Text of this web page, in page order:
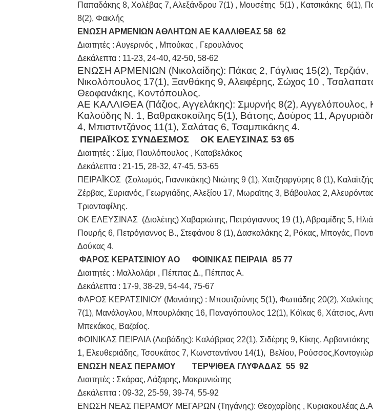
Παπαδάκης 8, Χολέβας 7, Αλεξάνδρου 7(1) , Μουσέτης 5(1) , Κατσικάκης 6(1),
8(2), Φακλής
ΕΝΩΣΗ ΑΡΜΕΝΙΩΝ ΑΘΛΗΤΩΝ ΑΕ ΚΑΛΛΙΘΕΑΣ 58 62
Διαιτητές : Αυγερινός , Μπούκας , Γερουλάνος
Δεκάλεπτα : 11-23, 24-40, 42-50, 58-62
ΕΝΩΣΗ ΑΡΜΕΝΙΩΝ (Νικολαίδης): Πάκας 2, Γάγλιας 15(2), Τερζιάν,
Νικολόπουλος 17(1), Ξανθάκης 9, Αλειφέρης, Σώχος 10 ,
Θεοφανάκης, Κοντόπουλος.
ΑΕ ΚΑΛΛΙΘΕΑ (Πάζιος, Αγγελάκης): Σμυρνής 8(2), Αγγελόπουλος,
Καλούδης Ν. 1, Βαθρακοκοίλης 5(1), Βάτσης, Δούρος 11,
4, Μπιστιντζάνος 11(1), Σαλάτας 6, Τσαμπικάκης 4.
ΠΕΙΡΑΪΚΟΣ ΣΥΝΔΕΣΜΟΣ ΟΚ ΕΛΕΥΣΙΝΑΣ 53 65
Διαιτητές : Σίμα, Παυλόπουλος , Καταβελάκος
Δεκάλεπτα : 21-15, 28-32, 47-45, 53-65
ΠΕΙΡΑΪΚΟΣ (Σολωμός, Γιαννικάκης) Νιώτης 9 (1), Χατζηαργύρης 8 (1),
Ζέρβας, Συριανός, Γεωργιάδης, Αλεξίου 17, Μωραϊτης 3, Βάβουλας 2,
Τριανταφίλης.
ΟΚ ΕΛΕΥΣΙΝΑΣ (Διολέτης) Χαβαριώτης, Πετρόγιαννος 19 (1), Αβραμίδης 5,
Πουρής 6, Πετρόγιαννος Β., Στεφάνου 8 (1), Δασκαλάκης 2, Ρόκας, Μπογάς,
Δούκας 4.
ΦΑΡΟΣ ΚΕΡΑΤΣΙΝΙΟΥ ΑΟ
ΦΟΙΝΙΚΑΣ ΠΕΙΡΑΙΑ 85 77
Διαιτητές : Μαλλολάρι , Πέππας Δ., Πέππας Α.
Δεκάλεπτα : 17-9, 38-29, 54-44, 75-67
ΦΑΡΟΣ ΚΕΡΑΤΣΙΝΙΟΥ (Μανιάτης) : Mπουτζούνης 5(1), Φωτιάδης 20(2),
7(1), Μανάλογλου, Μπουρλάκης 16, Παναγόπουλος 12(1), Kόϊκας 6, Χάτσιος,
Μπεκάκος, Βαζαίος.
ΦΟΙΝΙΚΑΣ ΠΕΙΡΑΙΑ (Λειβάδης): Καλάβριας 22(1), Σιδέρης 9, Κίκης, Αρβανιτάκης
1, Ελευθεριάδης, Τσουκάτος 7, Κωνσταντίνου 14(1), Βελίου,
ΕΝΩΣΗ ΝΕΑΣ ΠΕΡΑΜΟΥ
ΤΕΡΨΙΘΕΑ ΓΛΥΦΑΔΑΣ 55 92
Διαιτητές : Σκάρας, Λάζαρης, Μακρυνιώτης
Δεκάλεπτα : 09-32, 25-59, 39-74, 55-92
ΕΝΩΣΗ ΝΕΑΣ ΠΕΡΑΜΟΥ ΜΕΓΑΡΩΝ (Τηγάνης): Θεοχαρίδης , Κυριακουλέας Δ.Α.